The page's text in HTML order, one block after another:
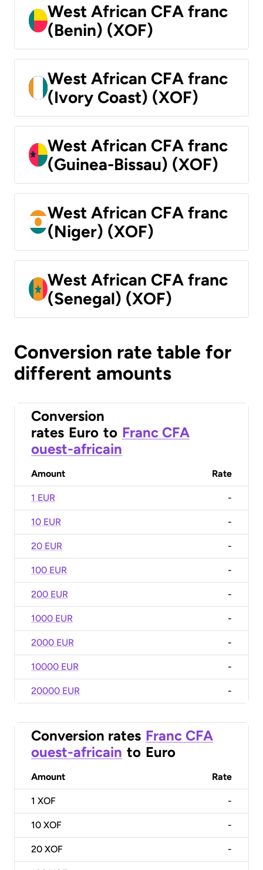
West African CFA franc
(Benin) (XOF)
West African CFA franc
(Ivory Coast) (XOF)
West African CFA franc
(Guinea-Bissau) (XOF)
West African CFA franc
(Niger) (XOF)
West African CFA franc
(Senegal) (XOF)
Conversion rate table for
different amounts
Conversion
rates Euro to Franc CFA
ouest-africain
Amount Rate
1 EUR -
10 EUR -
20 EUR -
100 EUR -
200 EUR -
1000 EUR -
2000 EUR -
10000 EUR -
20000 EUR -
Conversion rates Franc CFA
ouest-africain to Euro
Amount Rate
1 XOF -
10 XOF -
20 XOF -